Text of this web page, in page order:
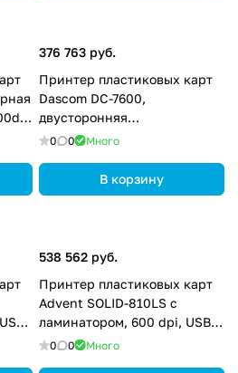
376 763 руб.
Принтер пластиковых карт
Dascom DC-7600,
двусторонняя
ретрансферная печать, 600
Магнитный, Contact + Mifare
кодировщик 28.896.0315
0 0 Много
В корзину
538 562 руб.
Принтер пластиковых карт
Advent SOLID-810LS с
ламинатором, 600 dpi, USB,
Ethernet ASOL8LS
0 0 Много